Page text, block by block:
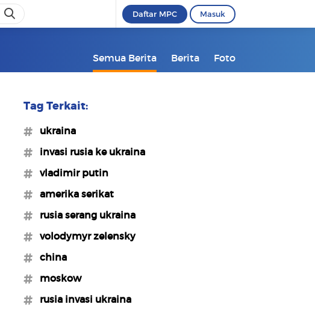
Daftar MPC Masuk
Semua Berita Berita Foto
Tag Terkait:
#ukraina
#invasi rusia ke ukraina
#vladimir putin
#amerika serikat
#rusia serang ukraina
#volodymyr zelensky
#china
#moskow
#rusia invasi ukraina